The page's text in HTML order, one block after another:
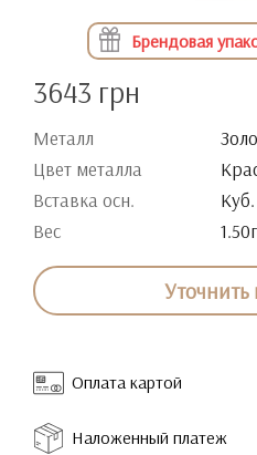
Брендовая
3643 грн
Металл
Цвет металла
Вставка осн.
Вес
1.50г
Уточнить
Оплата картой
Наложенный платеж